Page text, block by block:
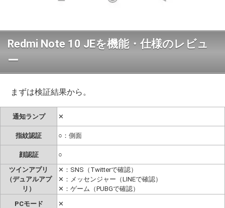
Redmi Note 10 JEを機能・仕様のレビュ
ー
まずは検証結果から。
通知ランプ ✕
指紋認証 ○：側面
顔認証
○
ツインアプリ
（デュアルアプ
リ）
✕：SNS（Twitterで確認）
✕：メッセンジャー（LINEで確認）
✕：ゲーム（PUBGで確認）
PCモード
✕